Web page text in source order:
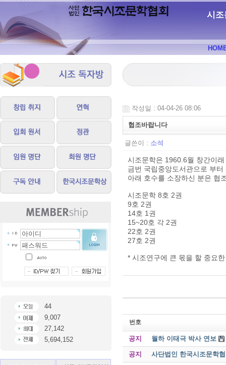
시조
44
9,007
27,142
5,694,152
작성일 : 04-04-26 08:06
협조바랍니다
글쓴이 : 소석
시조문학은 1960.6월 창간이
금번 국립중앙도서관으로 부
아래 호수를 소장하신 분은 협
시조문학 8호 2권
9호 2권
14호 1권
15~20호 각 2권
22호 2권
27호 2권
* 시조연구에 큰 몫을 할 중요
번호
공지 월하 이태극 박사 연보
공지 사단법인 한국시조문학